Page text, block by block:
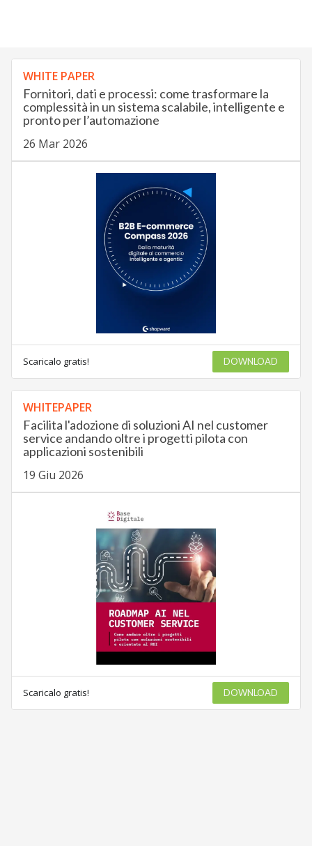
WHITE PAPER
Fornitori, dati e processi: come trasformare la
complessità in un sistema scalabile, intelligente e
pronto per l’automazione
26 Mar 2026
Scaricalo gratis! DOWNLOAD
WHITEPAPER
Facilita l'adozione di soluzioni AI nel customer
service andando oltre i progetti pilota con
applicazioni sostenibili
19 Giu 2026
Scaricalo gratis! DOWNLOAD